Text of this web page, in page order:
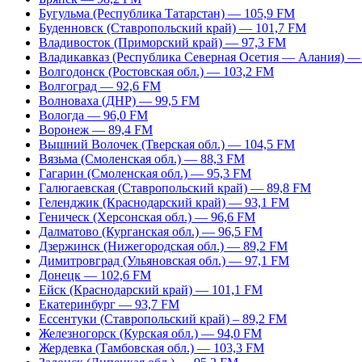
Бугульма (Республика Татарстан) — 105,9 FM
Буденновск (Ставропольский край) — 101,7 FM
Владивосток (Приморский край) — 97,3 FM
Владикавказ (Республика Северная Осетия — Алания)
Волгодонск (Ростовская обл.) — 103,2 FM
Волгоград — 92,6 FM
Волноваха (ДНР) — 99,5 FM
Вологда — 96,0 FM
Воронеж — 89,4 FM
Вышний Волочек (Тверская обл.) — 104,5 FM
Вязьма (Смоленская обл.) — 88,3 FM
Гагарин (Смоленская обл.) — 95,3 FM
Галюгаевская (Ставропольский край) — 89,8 FM
Геленджик (Краснодарский край) — 93,1 FM
Геническ (Херсонская обл.) — 96,6 FM
Далматово (Курганская обл.) — 96,5 FM
Дзержинск (Нижегородская обл.) — 89,2 FM
Димитровград (Ульяновская обл.) — 97,1 FM
Донецк — 102,6 FM
Ейск (Краснодарский край) — 101,1 FM
Екатеринбург — 93,7 FM
Ессентуки (Ставропольский край) – 89,2 FM
Железногорск (Курская обл.) — 94,0 FM
Жердевка (Тамбовская обл.) — 103,3 FM